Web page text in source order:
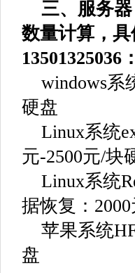
三、服务器
数量计算，
13501325036：
windows系
硬盘
Linux系统
元-2500元/块
Linux系统
据恢复：
苹果系统
盘